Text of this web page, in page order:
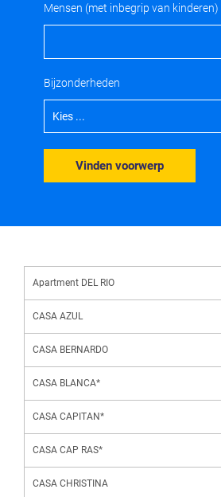
Mensen (met inbegrip van kinderen)
Bijzonderheden
Kies ...
Vinden voorwerp
Apartment DEL RIO
CASA AZUL
CASA BERNARDO
CASA BLANCA*
CASA CAPITAN*
CASA CAP RAS*
CASA CHRISTINA